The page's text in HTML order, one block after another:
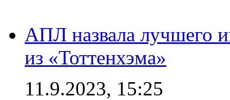
АПЛ назвала лучшего
из «Тоттенхэма»
11.9.2023, 15:25